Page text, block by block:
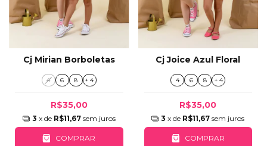
Cj Mirian Borboletas
4 6 8 + 4
R$35,00
3 x de R$11,67 sem juros
COMPRAR
Cj Joice Azul Floral
4 6 8 + 4
R$35,00
3 x de R$11,67 sem juros
COMPRAR